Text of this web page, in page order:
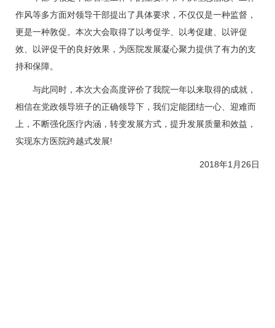
作风等多方面对领导干部提出了具体要求，不仅仅是一种监督，
更是一种敦促。本次大会取得了以考促学、以考促建、以评促
效、以评促干的良好效果，为医院发展凝心聚力提供了有力的支
持和保障。
与此同时，本次大会高度评价了我院一年以来取得的成就，
相信在党政领导班子的正确领导下，我们定能团结一心、迎难而
上，不断强化医疗内涵，转变发展方式，提升发展质量和效益，
实现东方医院跨越式发展!
2018年1月26日